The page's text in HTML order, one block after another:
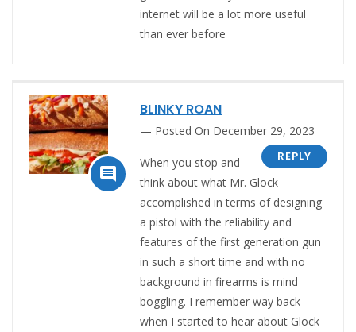
internet will be a lot more useful
than ever before

BLINKY ROAN
Posted On December 29, 2023
REPLY
When you stop and
think about what Mr. Glock
accomplished in terms of designing
a pistol with the reliability and
features of the first generation gun
in such a short time and with no
background in firearms is mind
boggling. I remember way back
when I started to hear about Glock